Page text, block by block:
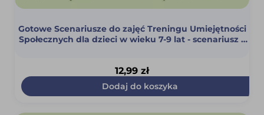
Gotowe Scenariusze do zajęć Treningu Umiejętności
Społecznych dla dzieci w wieku 7-9 lat - scenariusz 3
12,99 zł
Dodaj do koszyka